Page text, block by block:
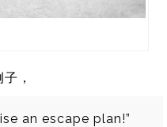
，
an escape plan!”